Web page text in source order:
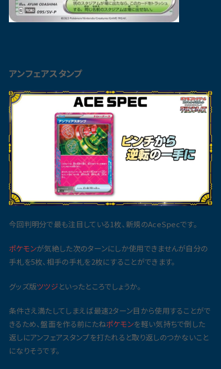
アンフェアスタンプ
今回判明分で最も注目している1枚、新規のAceSpecです。
ポケモンが気絶した次のターンにしか使用できませんが自分の
手札を5枚、相手の手札を2枚にすることができます。
グッズ版ツツジといったところでしょうか。
条件さえ満たしてしまえば最速2ターン目から使用することがで
きるため、盤面を作る前にたねポケモンを軽い気持ちで倒した
返しにアンフェアスタンプを打たれると取り返しのつかないこと
になりそうです。